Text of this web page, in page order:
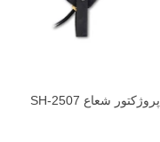
پروژکتور شعاع SH-2507